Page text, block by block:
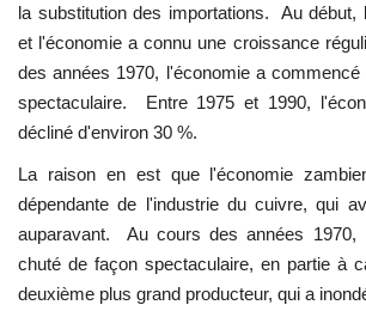
la substitution des importations. Au début,
et l'économie a connu une croissance
des années 1970, l'économie a
spectaculaire. Entre 1975 et 1990,
décliné d'environ 30 %.
La raison en est que l'économie
dépendante de l'industrie du cuivre, qui
auparavant. Au cours des années
chuté de façon spectaculaire, en partie à
deuxième plus grand producteur, qui a